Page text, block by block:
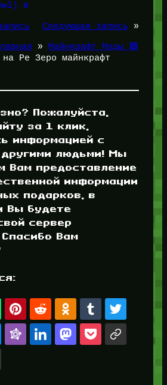
в
Следующая запись »
»
Майнкрафт Моды 🟩
Ре Зеро майнкрафт
Пожалуйста,
за 1 клик,
информацией с
людьми! Мы
Вам предоставление
информации
подарков, в
Вы будете
сервер
Вам